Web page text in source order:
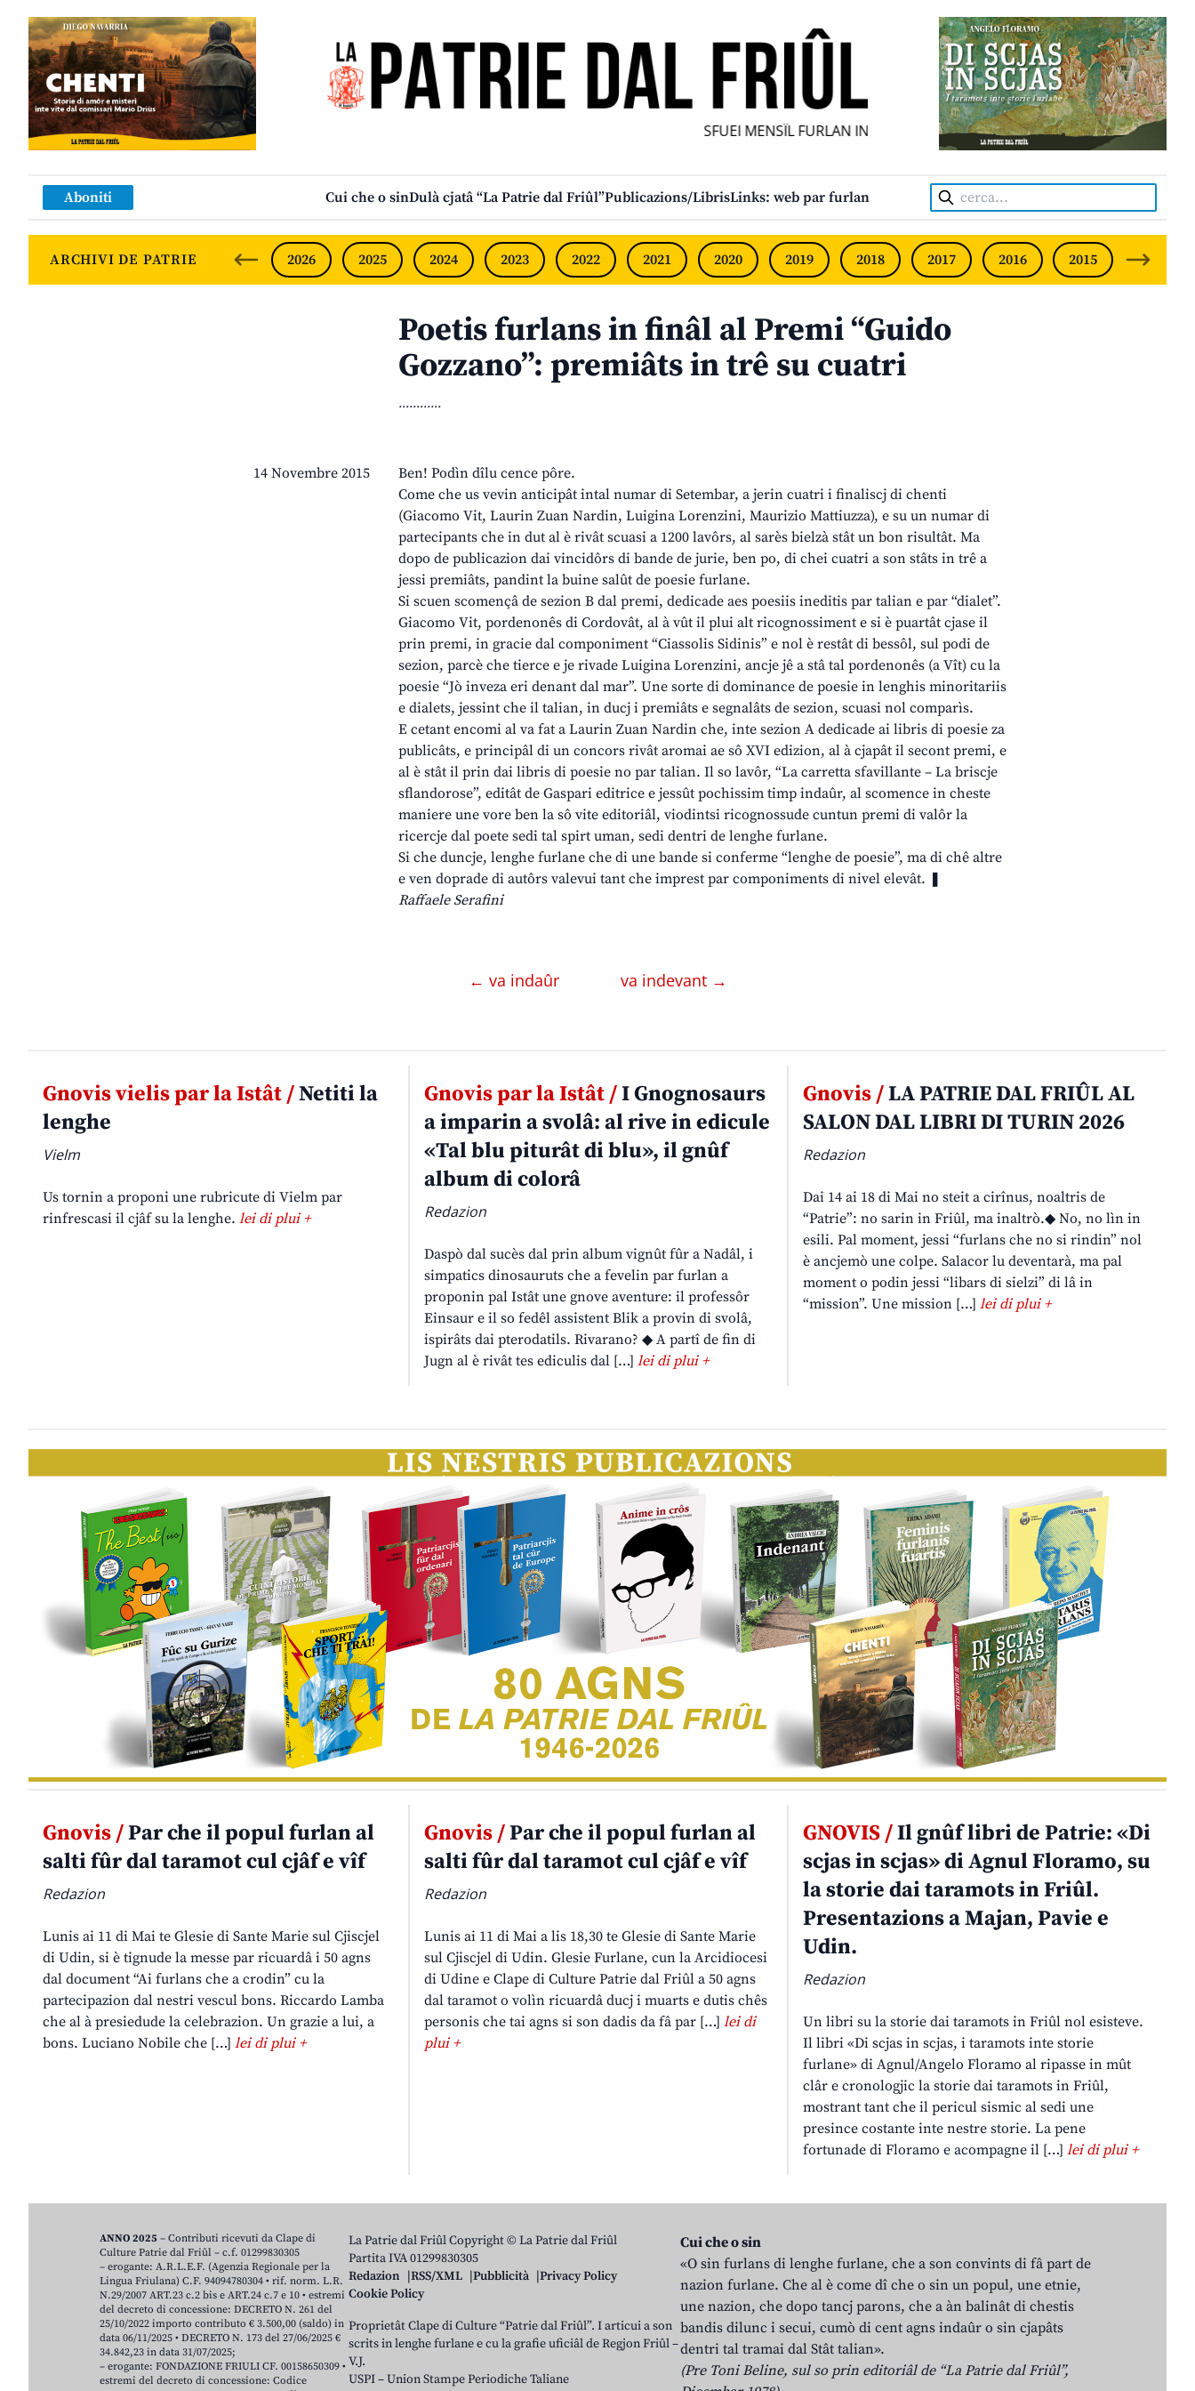
SFUEI MENSÎL FURLAN INDIPENDENT • INDEPENDENT FRIULIAN MONTHLY
Aboniti Cui che o sinDulà cjatâ “La Patrie dal Friûl”Publicazions/LibrisLinks: web par furlan Cerca:
ARCHIVI DE PATRIE 2026 2025 2024 2023 2022 2021 2020 2019 2018 2017 2016 2015 2014
Poetis furlans in finâl al Premi “Guido
Gozzano”: premiâts in trê su cuatri
............
14 Novembre 2015
Ben! Podìn dîlu cence pôre.
Come che us vevin anticipât intal numar di Setembar, a jerin cuatri i finaliscj di chenti
(Giacomo Vit, Laurin Zuan Nardin, Luigina Lorenzini, Maurizio Mattiuzza), e su un numar di
partecipants che in dut al è rivât scuasi a 1200 lavôrs, al sarès bielzà stât un bon risultât. Ma
dopo de publicazion dai vincidôrs di bande de jurie, ben po, di chei cuatri a son stâts in trê a
jessi premiâts, pandint la buine salût de poesie furlane.
Si scuen scomençâ de sezion B dal premi, dedicade aes poesiis ineditis par talian e par “dialet”.
Giacomo Vit, pordenonês di Cordovât, al à vût il plui alt ricognossiment e si è puartât cjase il
prin premi, in gracie dal componiment “Ciassolis Sidinis” e nol è restât di bessôl, sul podi de
sezion, parcè che tierce e je rivade Luigina Lorenzini, ancje jê a stâ tal pordenonês (a Vît) cu la
poesie “Jò inveza eri denant dal mar”. Une sorte di dominance de poesie in lenghis minoritariis
e dialets, jessint che il talian, in ducj i premiâts e segnalâts de sezion, scuasi nol comparìs.
E cetant encomi al va fat a Laurin Zuan Nardin che, inte sezion A dedicade ai libris di poesie za
publicâts, e principâl di un concors rivât aromai ae sô XVI edizion, al à cjapât il secont premi, e
al è stât il prin dai libris di poesie no par talian. Il so lavôr, “La carretta sfavillante – La briscje
sflandorose”, editât de Gaspari editrice e jessût pochissim timp indaûr, al scomence in cheste
maniere une vore ben la sô vite editoriâl, viodintsi ricognossude cuntun premi di valôr la
ricercje dal poete sedi tal spirt uman, sedi dentri de lenghe furlane.
Si che duncje, lenghe furlane che di une bande si conferme “lenghe de poesie”, ma di chê altre
e ven doprade di autôrs valevui tant che imprest par componiments di nivel elevât. ❚
Raffaele Serafini
← va indaûr va indevant →
Gnovis vielis par la Istât /Netiti la
lenghe
Vielm
Us tornin a proponi une rubricute di Vielm par
rinfrescasi il cjâf su la lenghe. lei di plui +
Gnovis par la Istât /I Gnognosaurs
a imparin a svolâ: al rive in edicule
«Tal blu piturât di blu», il gnûf
album di colorâ
Redazion
Daspò dal sucès dal prin album vignût fûr a Nadâl, i
simpatics dinosauruts che a fevelin par furlan a
proponin pal Istât une gnove aventure: il professôr
Einsaur e il so fedêl assistent Blik a provin di svolâ,
ispirâts dai pterodatils. Rivarano? ◆ A partî de fin di
Jugn al è rivât tes ediculis dal […] lei di plui +
Gnovis /LA PATRIE DAL FRIÛL AL
SALON DAL LIBRI DI TURIN 2026
Redazion
Dai 14 ai 18 di Mai no steit a cirînus, noaltris de
“Patrie”: no sarin in Friûl, ma inaltrò.◆ No, no lìn in
esili. Pal moment, jessi “furlans che no si rindin” nol
è ancjemò une colpe. Salacor lu deventarà, ma pal
moment o podin jessi “libars di sielzi” di lâ in
“mission”. Une mission […]lei di plui +
Gnovis /Par che il popul furlan al
salti fûr dal taramot cul cjâf e vîf
Redazion
Lunis ai 11 di Mai te Glesie di Sante Marie sul Cjiscjel
di Udin, si è tignude la messe par ricuardâ i 50 agns
dal document “Ai furlans che a crodin” cu la
partecipazion dal nestri vescul bons. Riccardo Lamba
che al à presiedude la celebrazion. Un grazie a lui, a
bons. Luciano Nobile che […] lei di plui +
Gnovis /Par che il popul furlan al
salti fûr dal taramot cul cjâf e vîf
Redazion
Lunis ai 11 di Mai a lis 18,30 te Glesie di Sante Marie
sul Cjiscjel di Udin. Glesie Furlane, cun la Arcidiocesi
di Udine e Clape di Culture Patrie dal Friûl a 50 agns
dal taramot o volìn ricuardâ ducj i muarts e dutis chês
personis che tai agns si son dadis da fâ par […] lei di
plui +
GNOVIS /Il gnûf libri de Patrie: «Di
scjas in scjas» di Agnul Floramo, su
la storie dai taramots in Friûl.
Presentazions a Majan, Pavie e
Udin.
Redazion
Un libri su la storie dai taramots in Friûl nol esisteve.
Il libri «Di scjas in scjas, i taramots inte storie
furlane» di Agnul/Angelo Floramo al ripasse in mût
clâr e cronologjic la storie dai taramots in Friûl,
mostrant tant che il pericul sismic al sedi une
presince costante inte nestre storie. La pene
fortunade di Floramo e acompagne il […]lei di plui +
La Patrie dal Friûl Copyright © La Patrie dal Friûl
Partita IVA 01299830305
Redazion
RSS/XML Pubblicità
Privacy Policy
Cookie Policy
Proprietât Clape di Culture “Patrie dal Friûl”. I articui a son
scrits in lenghe furlane e cu la grafie uficiâl de Regjon Friûl –
V.J.
USPI – Union Stampe Periodiche Taliane
Cui che o sin
«O sin furlans di lenghe furlane, che a son convints di fâ part de
nazion furlane. Che al è come dî che o sin un popul, une etnie,
une nazion, che dopo tancj parons, che a àn balinât di chestis
bandis dilunc i secui, cumò di cent agns indaûr o sin cjapâts
dentri tal tramai dal Stât talian».
(Pre Toni Beline, sul so prin editoriâl de “La Patrie dal Friûl”,
ANNO 2025 – Contributi ricevuti da Clape di
Culture Patrie dal Friûl – c.f. 01299830305
– erogante: A.R.L.E.F. (Agenzia Regionale per la
Lingua Friulana) C.F. 94094780304 • rif. norm. L.R.
N.29/2007 ART.23 c.2 bis e ART.24 c.7 e 10 • estremi
del decreto di concessione: DECRETO N. 261 del
25/10/2022 importo contributo € 3.500,00 (saldo) in
data 06/11/2025 • DECRETO N. 173 del 27/06/2025 €
34.842,23 in data 31/07/2025;
– erogante: FONDAZIONE FRIULI CF. 00158650309 •
estremi del decreto di concessione: Codice